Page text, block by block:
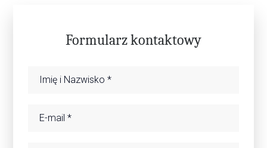
Formularz kontaktowy